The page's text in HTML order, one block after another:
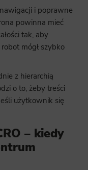
i poprawne
powinna mieć
tak, aby
mógł szybko
z hierarchią
o to, żeby treści
użytkownik się
– kiedy